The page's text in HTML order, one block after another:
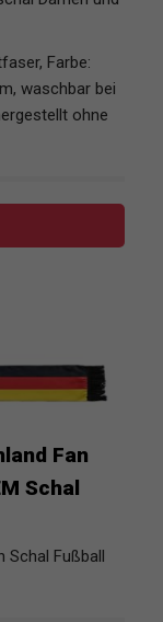
Farbe:
waschbar bei
ohne
Fan
Schal
Schal Fußball